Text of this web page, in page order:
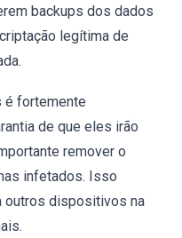
backups dos dados
legítima de
é fortemente
de que eles irão
remover o
infetados. Isso
outros dispositivos na